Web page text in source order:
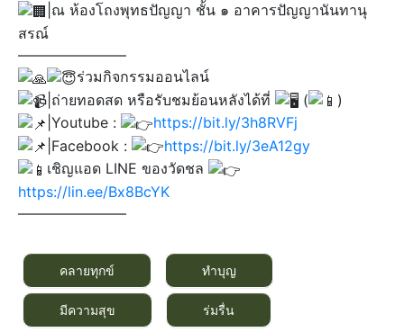
|ณ ห้องโถงพุทธปัญญา ชั้น ๑ อาคารปัญญานันทานุ
สรณ์
———————–
ร่วมกิจกรรมออนไลน์
|ถ่ายทอดสด หรือรับชมย้อนหลังได้ที่
(
)​
|Youtube :
https://bit.ly/3h8RVFj
|Facebook :
https://bit.ly/3eA12gy
เชิญแอด LINE ของวัดชล
https://lin.ee/Bx8BcYK
———————–
คลายทุกข์ ทำบุญ
มีความสุข ร่มรื่น